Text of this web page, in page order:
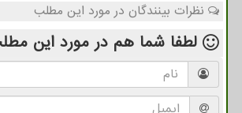
نظرات بینندگان در مورد این مطلب
لطفا شما هم در مورد این